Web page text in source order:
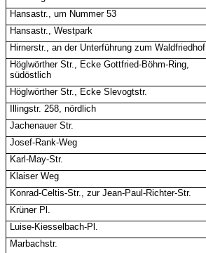
Hansastr., um Nummer 53
Hansastr., Westpark
Hirnerstr., an der Unterführung zum Waldfriedhof
Höglwörther Str., Ecke Gottfried-Böhm-Ring,
südöstlich
Höglwörther Str., Ecke Slevogtstr.
Illingstr. 258, nördlich
Jachenauer Str.
Josef-Rank-Weg
Karl-May-Str.
Klaiser Weg
Konrad-Celtis-Str., zur Jean-Paul-Richter-Str.
Krüner Pl.
Luise-Kiesselbach-Pl.
Marbachstr.